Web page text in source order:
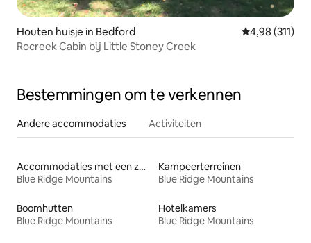
Houten huisje in Bedford Gemiddelde
4,98 (311)
Rocreek Cabin bij Little Stoney Creek
Bestemmingen om te verkennen
Andere accommodaties Activiteiten
Accommodaties met een zwembad
Blue Ridge Mountains
Kampeerterreinen
Blue Ridge Mountains
Boomhutten
Blue Ridge Mountains
Hotelkamers
Blue Ridge Mountains